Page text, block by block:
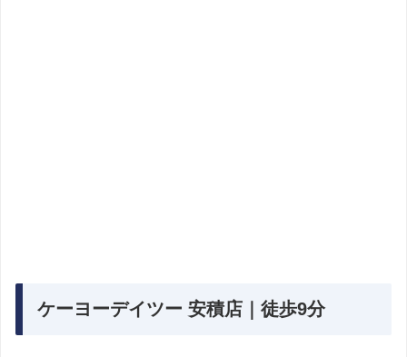
ケーヨーデイツー 安積店｜徒歩9分